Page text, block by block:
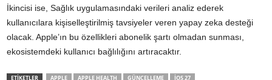
İkincisi ise, Sağlık uygulamasındaki verileri analiz ederek
kullanıcılara kişiselleştirilmiş tavsiyeler veren yapay zeka desteği
olacak. Apple’ın bu özellikleri abonelik şartı olmadan sunması,
ekosistemdeki kullanıcı bağlılığını artıracaktır.
ETİKETLER APPLE APPLE HEALTH GÜNCELLEME IOS 27